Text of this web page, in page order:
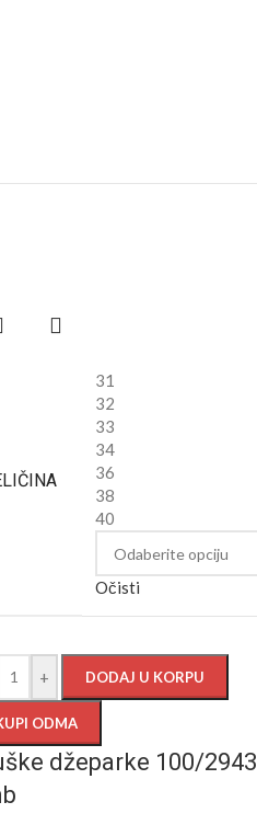
31
32
33
34
36
38
40
Očisti
+ DODAJ U KORPU
ODMA
džeparke 100/2943